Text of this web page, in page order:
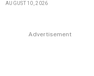
AUGUST 10, 2026
Advertisement